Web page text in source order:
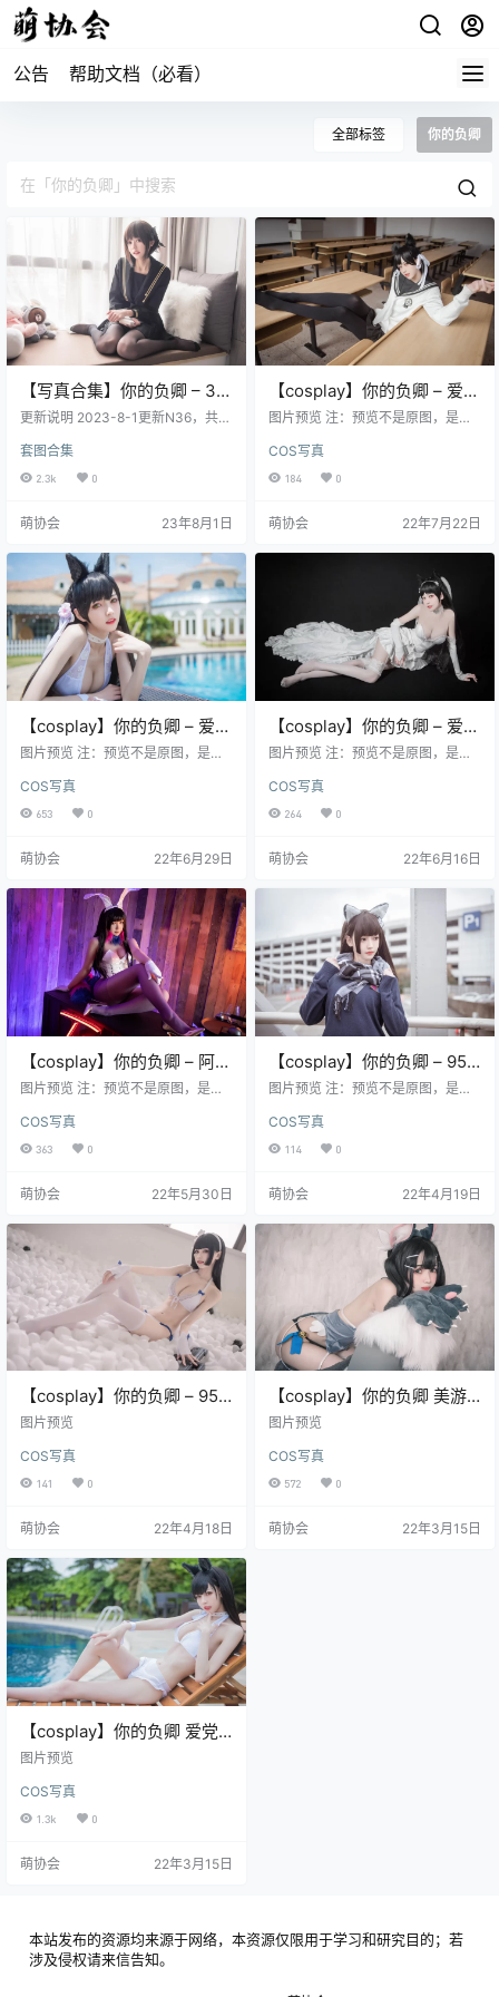
公告 帮助文档（必看）
全部标签 你的负卿
【写真合集】你的负卿 – 36
套合集[36T/4.68GB]
更新说明 2023-8-1更新N36，共计
计11套。 目录： 你的负卿 - 95制服
你的负卿 - 95泳装 你的负卿 - 加斯
的负卿 - 居家私服 你的负卿 - 居家
负卿 - 爱宕制服 你的负卿 - 爱宕泳
装 你的负卿 - 爱宕花…
套图合集
2.3k 0
萌协会 23年8月1日
【cosplay】你的负卿 – 爱宕
制服[11P-94MB]
图片预览 注：预览不是原图，是经
COS写真
184 0
萌协会 22年7月22日
【cosplay】你的负卿 – 爱宕
泳装[18P-135MB]
图片预览 注：预览不是原图，是经
COS写真
653 0
萌协会 22年6月29日
【cosplay】你的负卿 – 爱宕
花嫁[10P-108MB]
图片预览 注：预览不是原图，是经
COS写真
264 0
萌协会 22年6月16日
【cosplay】你的负卿 – 阿斯
托尔福(女仆)[28P-185MB]
图片预览 注：预览不是原图，是经
COS写真
363 0
萌协会 22年5月30日
【cosplay】你的负卿 – 95
制服[15P-169MB]
图片预览 注：预览不是原图，是经
COS写真
114 0
萌协会 22年4月19日
【cosplay】你的负卿 – 95
泳装[14P-144MB]
图片预览
COS写真
141 0
萌协会 22年4月18日
【cosplay】你的负卿 美游
猫耳 [25P/317MB]
图片预览
COS写真
572 0
萌协会 22年3月15日
【cosplay】你的负卿 爱党
泳装 [18P/134MB]
图片预览
COS写真
1.3k 0
萌协会 22年3月15日
本站发布的资源均来源于网络，本资源仅限用于学习和研究目的；若
涉及侵权请来信告知。